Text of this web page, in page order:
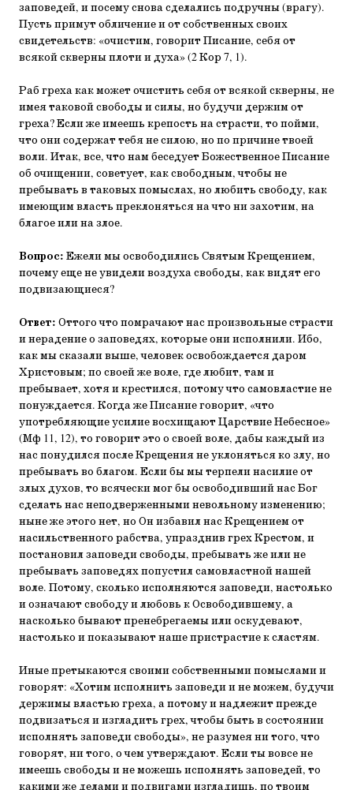
заповедей, и посему снова сделались подручны (врагу).
Пусть примут обличение и от собственных своих
свидетельств: «очистим, говорит Писание, себя от
всякой скверны плоти и духа» (2 Кор 7, 1).
Раб греха как может очистить себя от всякой скверны, не
имея таковой свободы и силы, но будучи держим от
греха? Если же имеешь крепость на страсти, то пойми,
что они содержат тебя не силою, но по причине твоей
воли. Итак, все, что нам беседует Божественное Писание
об очищении, советует, как свободным, чтобы не
пребывать в таковых помыслах, но любить свободу, как
имеющим власть преклоняться на что ни захотим, на
благое или на злое.
Вопрос: Ежели мы освободились Святым Крещением,
почему еще не увидели воздуха свободы, как видят его
подвизающиеся?
Ответ: Оттого что помрачают нас произвольные страсти
и нерадение о заповедях, которые они исполнили. Ибо,
как мы сказали выше, человек освобождается даром
Христовым; по своей же воле, где любит, там и
пребывает, хотя и крестился, потому что самовластие не
понуждается. Когда же Писание говорит, «что
употребляющие усилие восхищают Царствие Небесное»
(Мф 11, 12), то говорит это о своей воле, дабы каждый из
нас понудился после Крещения не уклоняться ко злу, но
пребывать во благом. Если бы мы терпели насилие от
злых духов, то всячески мог бы освободивший нас Бог
сделать нас неподверженными невольному изменению;
ныне же этого нет, но Он избавил нас Крещением от
насильственного рабства, упразднив грех Крестом, и
постановил заповеди свободы, пребывать же или не
пребывать заповедях попустил самовластной нашей
воле. Потому, сколько исполняются заповеди, настолько
и означают свободу и любовь к Освободившему, а
насколько бывают пренебрегаемы или оскудевают,
настолько и показывают наше пристрастие к сластям.
Иные претыкаются своими собственными помыслами и
говорят: «Хотим исполнить заповеди и не можем, будучи
держимы властью греха, а потому и надлежит прежде
подвизаться и изгладить грех, чтобы быть в состоянии
исполнять заповеди свободы», не разумея ни того, что
говорят, ни того, о чем утверждают. Если ты вовсе не
имеешь свободы и не можешь исполнять заповедей, то
какими же делами и подвигами изгладишь, по твоим